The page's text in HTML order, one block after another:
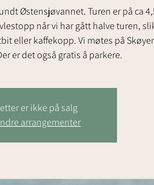
Østensjøvannet. Turen er på ca
når vi har gått halve turen,
eller kaffekopp. Vi møtes på
er det også gratis å parkere.
er ikke på salg
arrangementer